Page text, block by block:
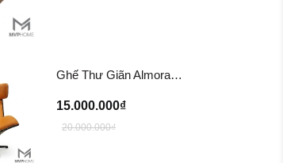
Ghế Thư Giãn Almora Chair/ Tazzana Armchair GTG11
15.000.000₫
20.000.000₫